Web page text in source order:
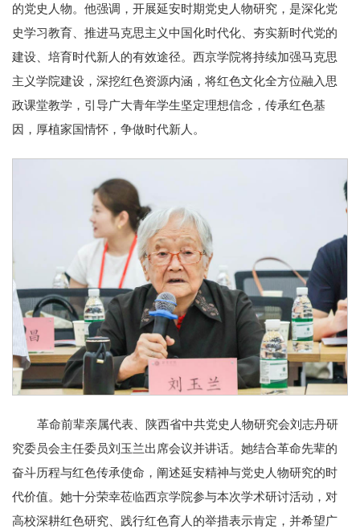
的党史人物。他强调，开展延安时期党史人物研究，是深化党
史学习教育、推进马克思主义中国化时代化、夯实新时代党的
建设、培育时代新人的有效途径。西京学院将持续加强马克思
主义学院建设，深挖红色资源内涵，将红色文化全方位融入思
政课堂教学，引导广大青年学生坚定理想信念，传承红色基
因，厚植家国情怀，争做时代新人。
革命前辈亲属代表、陕西省中共党史人物研究会刘志丹研
究委员会主任委员刘玉兰出席会议并讲话。她结合革命先辈的
奋斗历程与红色传承使命，阐述延安精神与党史人物研究的时
代价值。她十分荣幸莅临西京学院参与本次学术研讨活动，对
高校深耕红色研究、践行红色育人的举措表示肯定，并希望广